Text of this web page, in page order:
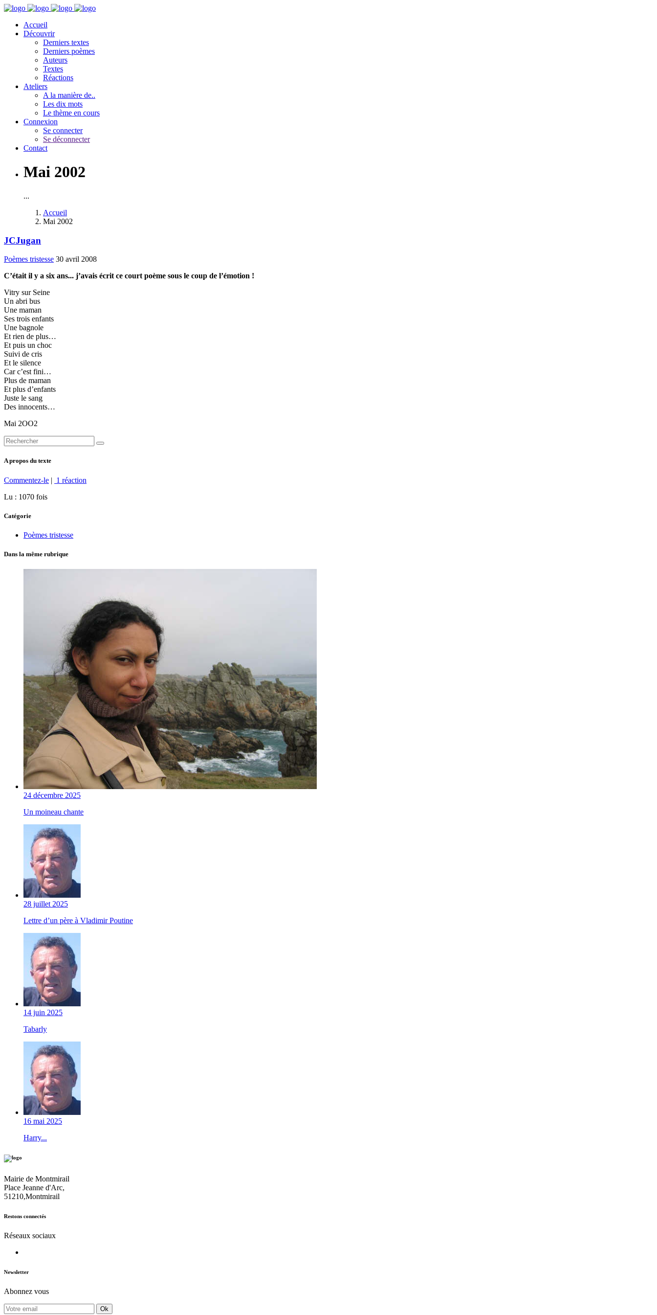
Accueil
Découvrir
Derniers textes
Derniers poèmes
Auteurs
Textes
Réactions
Ateliers
A la manière de..
Les dix mots
Le thème en cours
Connexion
Se connecter
Se déconnecter
Contact
Mai 2002
...
Accueil
Mai 2002
JCJugan
Poèmes tristesse 30 avril 2008
C’était il y a six ans... j’avais écrit ce court poème sous le coup de l’émotion !
Vitry sur Seine
Un abri bus
Une maman
Ses trois enfants
Une bagnole
Et rien de plus…
Et puis un choc
Suivi de cris
Et le silence
Car c’est fini…
Plus de maman
Et plus d’enfants
Juste le sang
Des innocents…
Mai 2OO2
A propos du texte
Commentez-le | 1 réaction
Lu : 1070 fois
Catégorie
Poèmes tristesse
Dans la même rubrique
24 décembre 2025
Un moineau chante
28 juillet 2025
Lettre d’un père à Vladimir Poutine
14 juin 2025
Tabarly
16 mai 2025
Harry...
Mairie de Montmirail
Place Jeanne d'Arc,
51210,Montmirail
Restons connectés
Réseaux sociaux
Newsletter
Abonnez vous
Ok